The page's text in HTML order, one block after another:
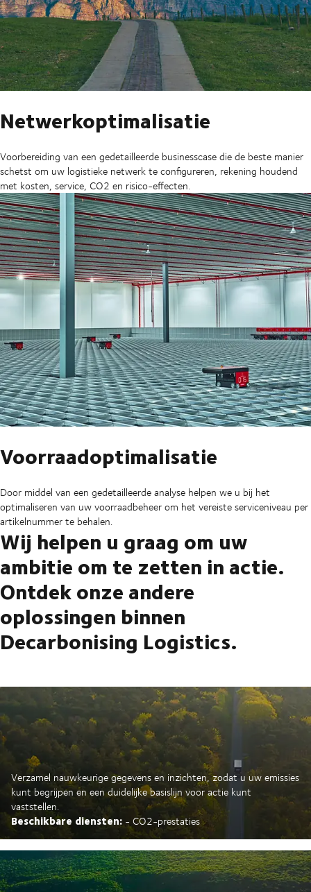
Netwerkoptimalisatie
Voorbereiding van een gedetailleerde businesscase die de beste manier
schetst om uw logistieke netwerk te configureren, rekening houdend
met kosten, service, CO2 en risico-effecten.
Voorraadoptimalisatie
Door middel van een gedetailleerde analyse helpen we u bij het
optimaliseren van uw voorraadbeheer om het vereiste serviceniveau per
artikelnummer te behalen.
Wij helpen u graag om uw
ambitie om te zetten in actie.
Ontdek onze andere
oplossingen binnen
Decarbonising Logistics.
Verzamel nauwkeurige gegevens en inzichten, zodat u uw emissies
kunt begrijpen en een duidelijke basislijn voor actie kunt
vaststellen.
Beschikbare diensten: - CO2-prestaties